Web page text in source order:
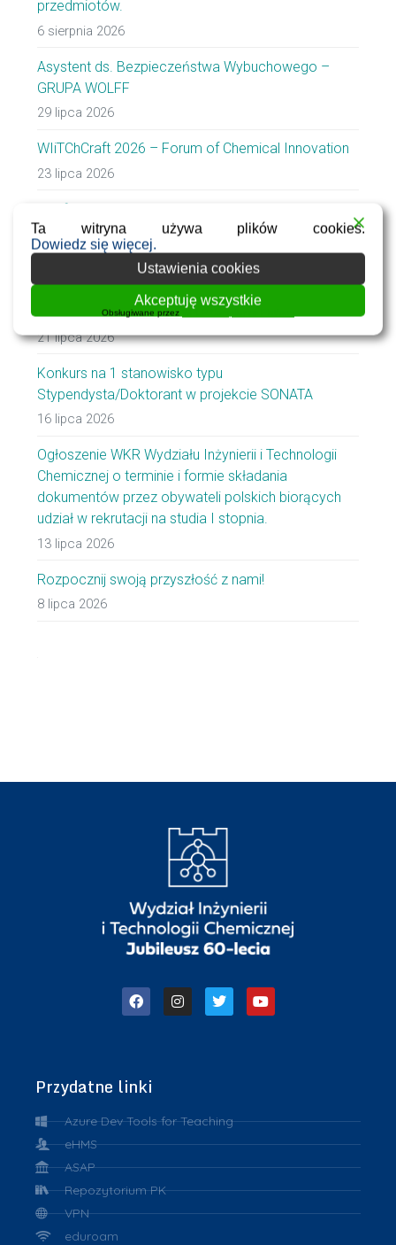
przedmiotów.
6 sierpnia 2026
Asystent ds. Bezpieczeństwa Wybuchowego –
GRUPA WOLFF
29 lipca 2026
WIiTChCraft 2026 – Forum of Chemical Innovation
23 lipca 2026
Call for one Postdoctoral Researcher position in the
SONATA project
23 lipca 2026
Lista dofinansowanych zadań badawczo-
rozwojowych
21 lipca 2026
Konkurs na 1 stanowisko typu
Stypendysta/Doktorant w projekcie SONATA
16 lipca 2026
Ogłoszenie WKR Wydziału Inżynierii i Technologii
Chemicznej o terminie i formie składania
dokumentów przez obywateli polskich biorących
udział w rekrutacji na studia I stopnia.
13 lipca 2026
Rozpocznij swoją przyszłość z nami!
8 lipca 2026
Przydatne linki
Azure Dev Tools for Teaching
eHMS
ASAP
Repozytorium PK
VPN
eduroam
Ta witryna używa plików cookies.
Dowiedz się więcej.
Ustawienia cookies
Akceptuję wszystkie
Obsługiwane przez WPLP Compliance Platform